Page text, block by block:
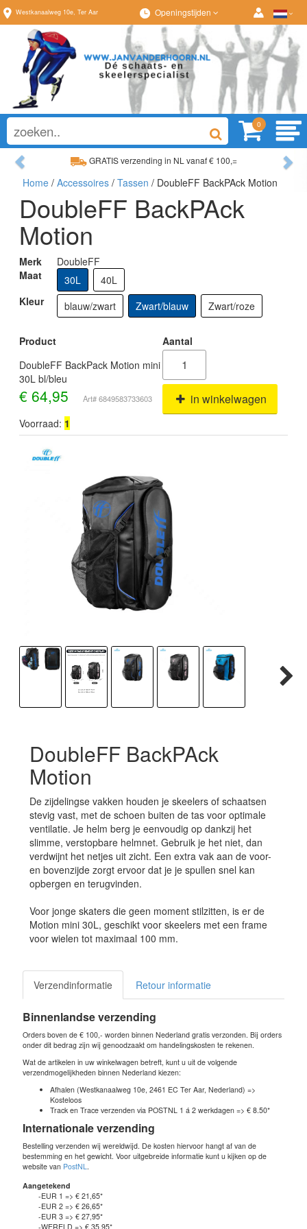
Westkanaalweg 10e, Ter Aar Openingstijden
0
GRATIS verzending in NL vanaf € 100,=
Ruim assortiment, altijd wat naar wens!
Previous
Home / Accessoires / Tassen / DoubleFF BackPAck Motion
DoubleFF BackPAck
Motion
Merk
DoubleFF
Maat
30L
40L
Kleur
blauw/zwart Zwart/blauw Zwart/roze
Product
Aantal
DoubleFF BackPack Motion mini
30L bl/bleu
€ 64,95 Art# 6849583733603 in winkelwagen
Voorraad: 1
DoubleFF BackPAck
Motion
De zijdelingse vakken houden je skeelers of schaatsen
stevig vast, met de schoen buiten de tas voor optimale
ventilatie. Je helm berg je eenvoudig op dankzij het
slimme, verstopbare helmnet. Gebruik je het niet, dan
verdwijnt het netjes uit zicht. Een extra vak aan de voor-
en bovenzijde zorgt ervoor dat je je spullen snel kan
opbergen en terugvinden.
Voor jonge skaters die geen moment stilzitten, is er de
Motion mini 30L, geschikt voor skeelers met een frame
voor wielen tot maximaal 100 mm.
Verzendinformatie Retour informatie
Binnenlandse verzending
Orders boven de € 100,- worden binnen Nederland gratis verzonden. Bij orders
onder dit bedrag zijn wij genoodzaakt om handelingskosten te rekenen.
Wat de artikelen in uw winkelwagen betreft, kunt u uit de volgende
verzendmogelijkheden binnen Nederland kiezen:
Afhalen (Westkanaalweg 10e, 2461 EC Ter Aar, Nederland) =>
Kosteloos
Track en Trace verzenden via POSTNL 1 á 2 werkdagen => € 8.50*
Internationale verzending
Bestelling verzenden wij wereldwijd. De kosten hiervoor hangt af van de
bestemming en het gewicht. Voor uitgebreide informatie kunt u kijken op de
website van PostNL
Aangetekend
-EUR 1 => € 21,65*
-EUR 2 => € 26,65*
-EUR 3 => € 27,95*
-WERELD => € 35,95*